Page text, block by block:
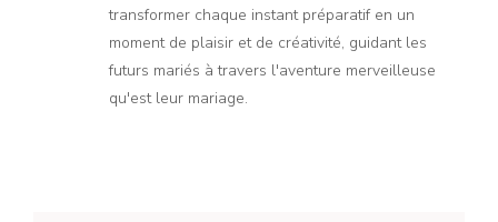
transformer chaque instant préparatif en un
moment de plaisir et de créativité, guidant les
futurs mariés à travers l'aventure merveilleuse
qu'est leur mariage.